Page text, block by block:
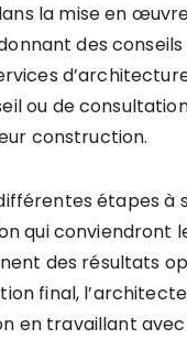
la mise en
des
ou de
construction.
étapes
qui conviendront
des résultats
final,
en travaillant avec